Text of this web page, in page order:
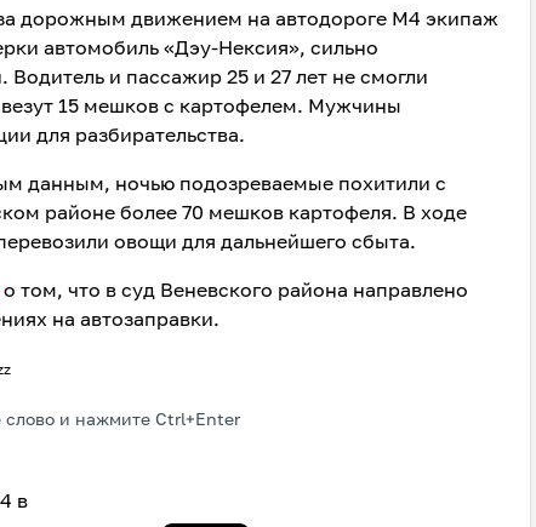
дорожным движением на автодороге М4 экипаж
автомобиль «Дэу-Нексия», сильно
и пассажир 25 и 27 лет не смогли
15 мешков с картофелем. Мужчины
для разбирательства.
данным, ночью подозреваемые похитили с
районе более 70 мешков картофеля. В ходе
овощи для дальнейшего сбыта.
о том, что в суд Веневского района направлено
на автозаправки.
слово и нажмите Ctrl+Enter
в